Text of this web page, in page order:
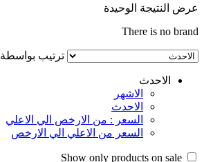
عرض النتيجة الوحيدة
There is no brand
ترتيب بواسطة
الاحدث
الاشهر
الاحدث
السعر : من الارخص الي الاعلي
السعر من الاعلي الي الارخص